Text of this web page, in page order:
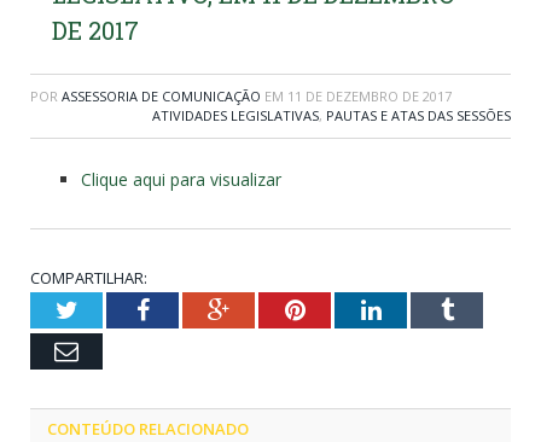
DE 2017
POR ASSESSORIA DE COMUNICAÇÃO EM 11 DE DEZEMBRO DE 2017
ATIVIDADES LEGISLATIVAS, PAUTAS E ATAS DAS SESSÕES
Clique aqui para visualizar
COMPARTILHAR:
TwitterFacebookGoogle+PinterestLinkedInTumblr
Email
CONTEÚDO RELACIONADO